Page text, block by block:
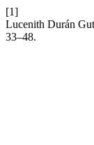
[1]
Lucenith Durán
33–48.